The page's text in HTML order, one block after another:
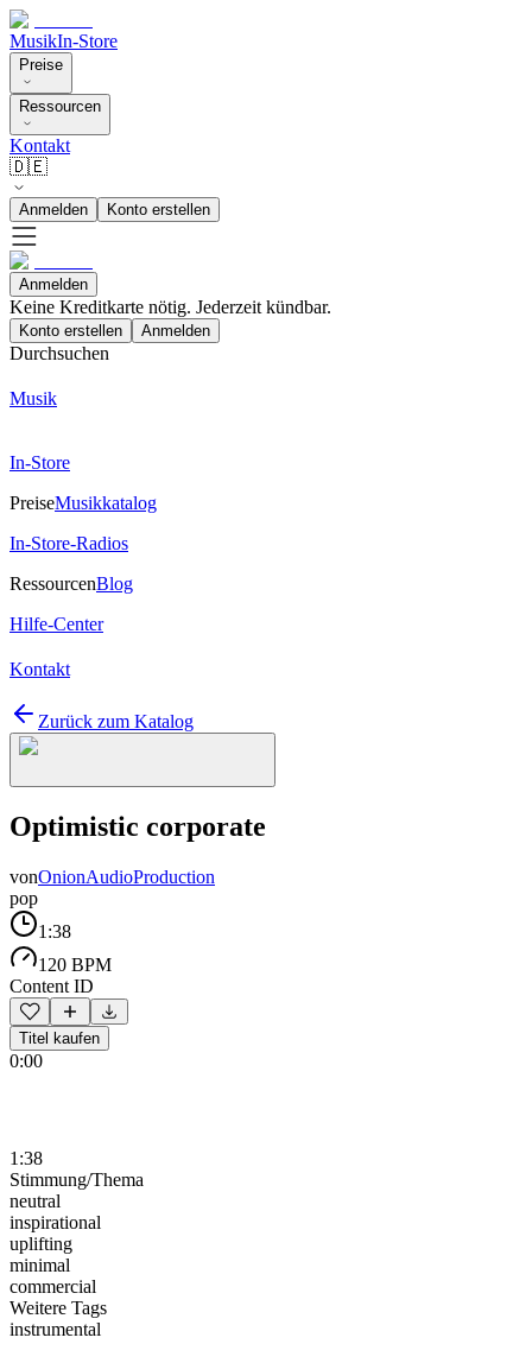
MusikIn-Store
Preise
Ressourcen
Kontakt
🇩🇪
Anmelden Konto erstellen
Anmelden
Keine Kreditkarte nötig. Jederzeit kündbar.
Konto erstellen Anmelden
Durchsuchen
Musik
In-Store
PreiseMusikkatalog
In-Store-Radios
RessourcenBlog
Hilfe-Center
Kontakt
Zurück zum Katalog
Optimistic corporate
vonOnionAudioProduction
pop
1:38
120 BPM
Content ID
Titel kaufen
0:00
1:38
Stimmung/Thema
neutral
inspirational
uplifting
minimal
commercial
Weitere Tags
instrumental